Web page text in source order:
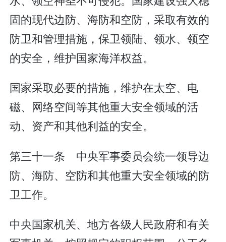
固的现代边防、海防和空防，采取有效的
防卫和管理措施，保卫领陆、领水、领空
的安全，维护国家海洋权益。
国家采取必要的措施，维护在太空、电
磁、网络空间等其他重大安全领域的活
动、资产和其他利益的安全。
第三十一条 中央军事委员会统一领导边
防、海防、空防和其他重大安全领域的防
卫工作。
中央国家机关、地方各级人民政府和有关